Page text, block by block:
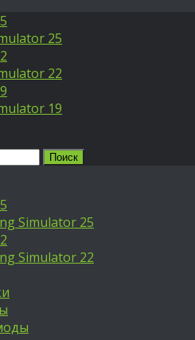
25
22
19
Simulator 25
Simulator 22